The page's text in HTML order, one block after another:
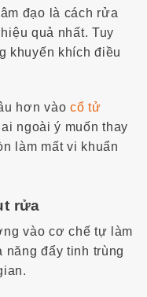
đạo là cách rửa
hiệu quả nhất. Tuy
khuyến khích điều
hơn vàocổ tử
ngoài ý muốn thay
làm mất vi khuẩn
rửa
vào cơ chế tự làm
năng đẩy tinh trùng